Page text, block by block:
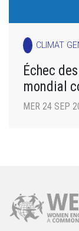
CLIMAT
Échec
mondial
MER 24 SEP